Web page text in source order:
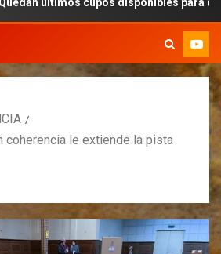
coherencia le extiende la pista